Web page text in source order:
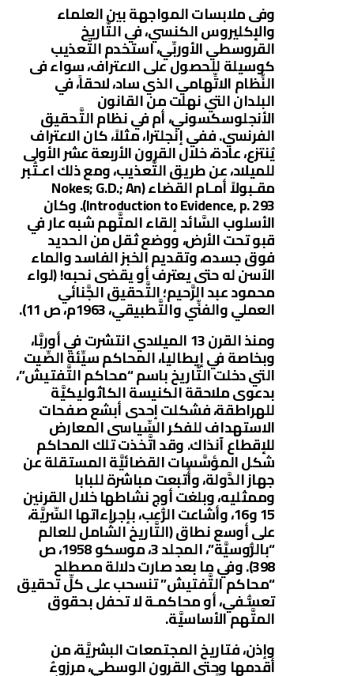
وفى ملابسات المواجهة بين العلماء
والإكليروس الكنسي، في التَّاريخ
القروسطي الأوربِّي، استخدم التَّعذيب
كوسيلة للحصول على الاعتراف، سواء فى
النِّظام الاتِّهامي الذي ساد، لاحقاً، في
البلدان التي نهلت من القانون
الأنجلوسكسوني، أم في نظام التَّحقيق
الفرنسي. ففي إنجلترا، مثلاً، كان الاعتراف
يُنتزع، عادة، خلال القرون الأربعة عشر الأولى
للميلاد، عن طريق التَّعذيب، ومع ذلك اعـتُبر
مقـبولاً أمـام القضاء (Nokes; G.D.; An
Introduction to Evidence, p. 293). وكان
الأسلوب السَّائد إلقاء المتَّهم شبه عار في
قبو تحت الأرض، ووضع ثقل من الحديد
فوق جسده، وتقديم الخبز الفاسد والماء
الآسن له حتى يعترف أو يقضى نحبه! (لواء
محمود عبد الرَّحيم؛ التَّحقيق الجَّنائي
العملي والفنِّي والتَّطبيقي، 1963م، ص 11).
ومنذ القرن 13 الميلادي انتشرت في أوربَّا،
وبخاصة في إيطاليا، المحاكم سيِّئة الصِّيت
التي دخلت التَّاريخ باسم “محاكم التَّفتيش”،
بدعوى ملاحقة الكنيسة الكاثوليكيَّة
للهراطقة، فشكلت إحدى أبشع صفحات
الاستهداف للفكر السِّياسى المعارض
للإقطاع آنذاك. وقد اتَّخذت تلك المحاكم
شكل المؤسَّسات القضائيَّة المستقلة عن
جهاز الدَّولة، وأُتبعت مباشرة للبابا
وممثليه، وبلغت أوج نشاطها خلال القرنين
15 و16، وأشاعت الرُّعب، بإجراءاتها السِّريَّة،
على أوسع نطاق (التَّاريخ الشَّامل للعالم
“بالرُّوسيَّة”، المجلد 3، موسكو 1958، ص
398). وفي ما بعد صارت دلالة مصطلح
“محاكم التَّفتيش” تنسحب على كلِّ تحقيق
تعسُّـفي، أو محاكمـة لا تحفل بحقوق
المتَّهم الأساسيَّة.
وإذن، فتاريخ المجتمعات البشريَّة، من
أقدمها وحتى القرون الوسطى، مرزوءٌ